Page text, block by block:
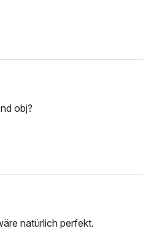
obj?
natürlich perfekt.